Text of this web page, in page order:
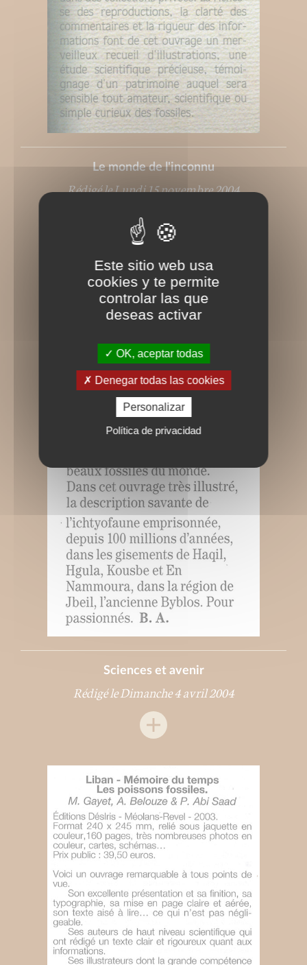
Le monde de l'inconnu
Rédigé le Lundi 15 novembre 2004
Sciences et avenir
Rédigé le Dimanche 4 avril 2004
Este sitio web usa
cookies y te permite
controlar las que
deseas activar
OK, aceptar todas
Denegar todas las cookies
Personalizar
Política de privacidad